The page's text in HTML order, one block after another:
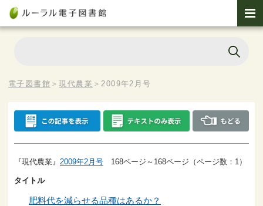
電子図書館 ＞現代農業 ＞2009年2月号
『現代農業』 2009年2月号 168ページ～168ページ（ページ数：1）
タイトル
肥料代を減らせる品種はあるか？